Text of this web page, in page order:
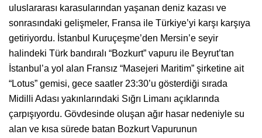
uluslararası karasularından yaşanan deniz kazası ve
sonrasındaki gelişmeler, Fransa ile Türkiye’yi karşı karşıya
getiriyordu. İstanbul Kuruçeşme’den Mersin’e seyir
halindeki Türk bandıralı “Bozkurt” vapuru ile Beyrut’tan
İstanbul’a yol alan Fransız “Masejeri Maritim” şirketine ait
“Lotus” gemisi, gece saatler 23:30’u gösterdiği sırada
Midilli Adası yakınlarındaki Sığrı Limanı açıklarında
çarpışıyordu. Gövdesinde oluşan ağır hasar nedeniyle su
alan ve kısa sürede batan Bozkurt Vapurunun